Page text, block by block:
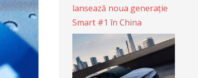
lansează noua generație
Smart #1 în China